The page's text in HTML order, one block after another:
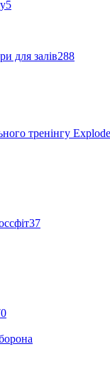
5
для залів288
тренінгу Explode
37